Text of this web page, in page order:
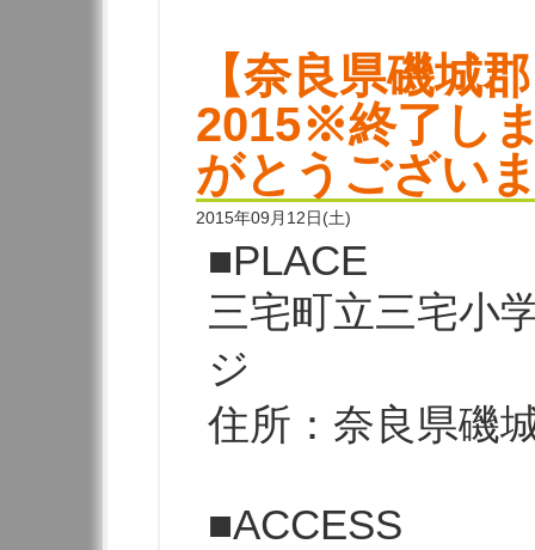
【奈良県磯城
2015※終了し
がとうござい
2015年09月12日(土)
■PLACE
三宅町立三宅小
ジ
住所：奈良県磯
■ACCESS